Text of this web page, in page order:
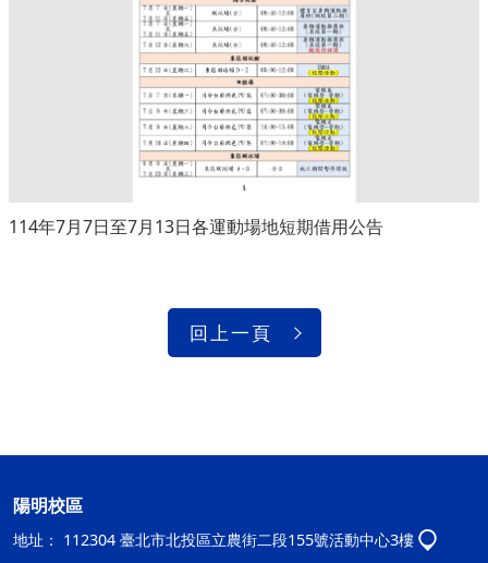
114年7月7日至7月13日各運動場地短期借用公告
回上一頁
陽明校區
地址： 112304 臺北市北投區立農街二段155號活動中心3樓